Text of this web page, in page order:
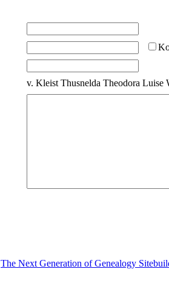
v. Kleist Thusnelda Theodora
The Next Generation of Genealogy